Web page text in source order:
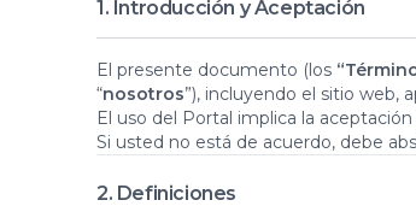
1. Introducción y Aceptación
El presente documento (los
“nosotros”), incluyendo el sitio web,
El uso del Portal implica la
Si usted no está de acuerdo, debe
2. Definiciones